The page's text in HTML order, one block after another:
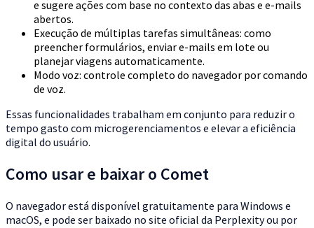
e sugere ações com base no contexto das abas e e-mails
abertos.
Execução de múltiplas tarefas simultâneas: como
preencher formulários, enviar e-mails em lote ou
planejar viagens automaticamente.
Modo voz: controle completo do navegador por comando
de voz.
Essas funcionalidades trabalham em conjunto para reduzir o
tempo gasto com microgerenciamentos e elevar a eficiência
digital do usuário.
Como usar e baixar o Comet
O navegador está disponível gratuitamente para Windows e
macOS, e pode ser baixado no site oficial da Perplexity ou por